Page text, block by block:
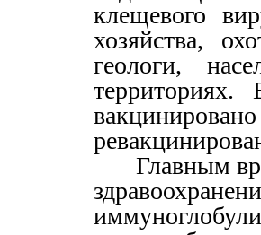
клещевого
хозяйства,
геологи,
Главным